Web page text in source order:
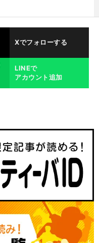
Xでフォローする
LINEで
アカウント追加